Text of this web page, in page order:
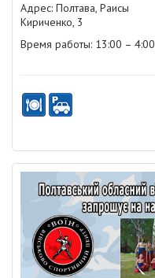
Адрес: Полтава, Раисы
Кириченко, 3
Время работы: 13:00 – 4:00